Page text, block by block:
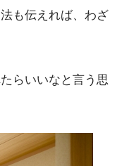
も伝えれば、わざ
らいいなと言う思